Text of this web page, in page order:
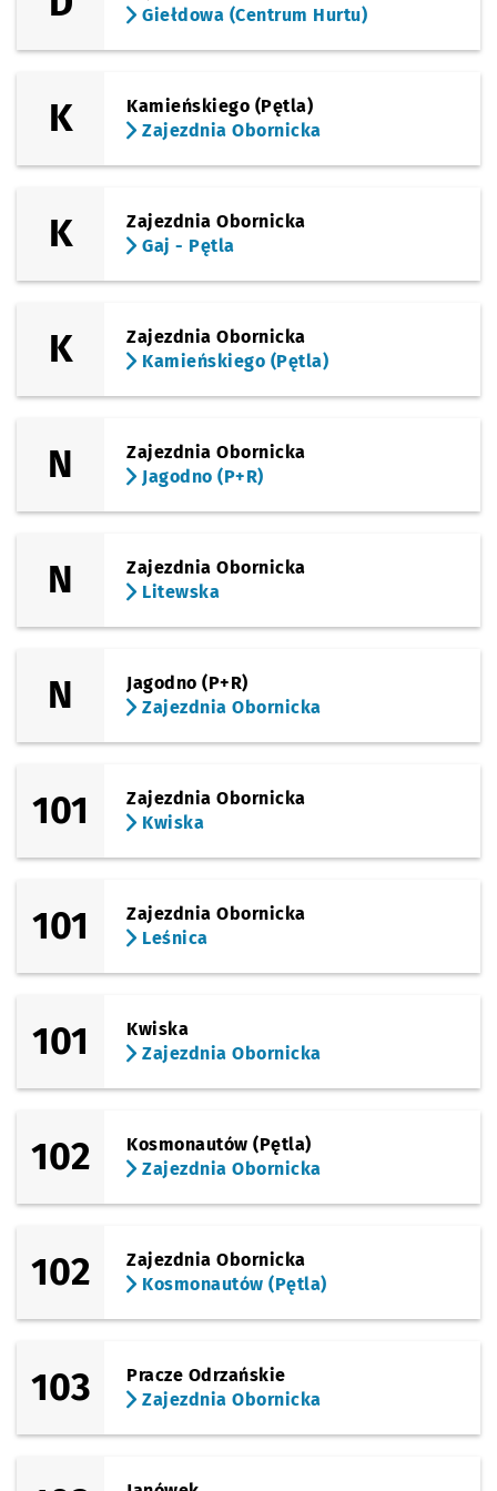
Giełdowa (Centrum Hurtu)
K
Kamieńskiego (Pętla)
Zajezdnia Obornicka
K
Zajezdnia Obornicka
Gaj - Pętla
K
Zajezdnia Obornicka
Kamieńskiego (Pętla)
N
Zajezdnia Obornicka
Jagodno (P+R)
N
Zajezdnia Obornicka
Litewska
N
Jagodno (P+R)
Zajezdnia Obornicka
101
Zajezdnia Obornicka
Kwiska
101
Zajezdnia Obornicka
Leśnica
101
Kwiska
Zajezdnia Obornicka
102
Kosmonautów (Pętla)
Zajezdnia Obornicka
102
Zajezdnia Obornicka
Kosmonautów (Pętla)
103
Pracze Odrzańskie
Zajezdnia Obornicka